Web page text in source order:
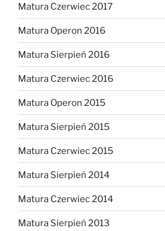
Matura Czerwiec 2017
Matura Operon 2016
Matura Sierpień 2016
Matura Czerwiec 2016
Matura Operon 2015
Matura Sierpień 2015
Matura Czerwiec 2015
Matura Sierpień 2014
Matura Czerwiec 2014
Matura Sierpień 2013